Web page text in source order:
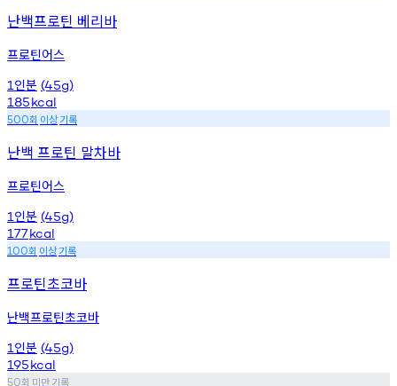
난백프로틴 베리바
프로틴어스
1 인분 (45g)
185kcal
500회 이상기록
난백 프로틴 말차바
프로틴어스
1 인분 (45g)
177kcal
100회 이상기록
프로틴초코바
난백프로틴초코바
1 인분 (45g)
195kcal
50회 미만기록